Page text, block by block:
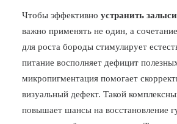
Чтобы эффективно устранить
важно применять не один, а
для роста бороды стимулирует
питание восполняет дефицит
микропигментация помогает
визуальный дефект. Такой
повышает шансы на восстановление